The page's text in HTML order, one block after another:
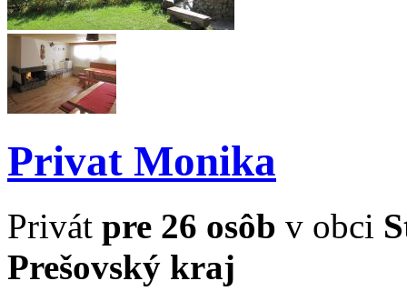
Privat Monika
Privát pre 26 osôb v obci
Prešovský kraj